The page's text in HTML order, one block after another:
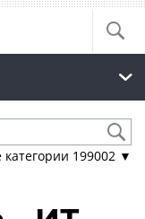
категории 199002 ▼